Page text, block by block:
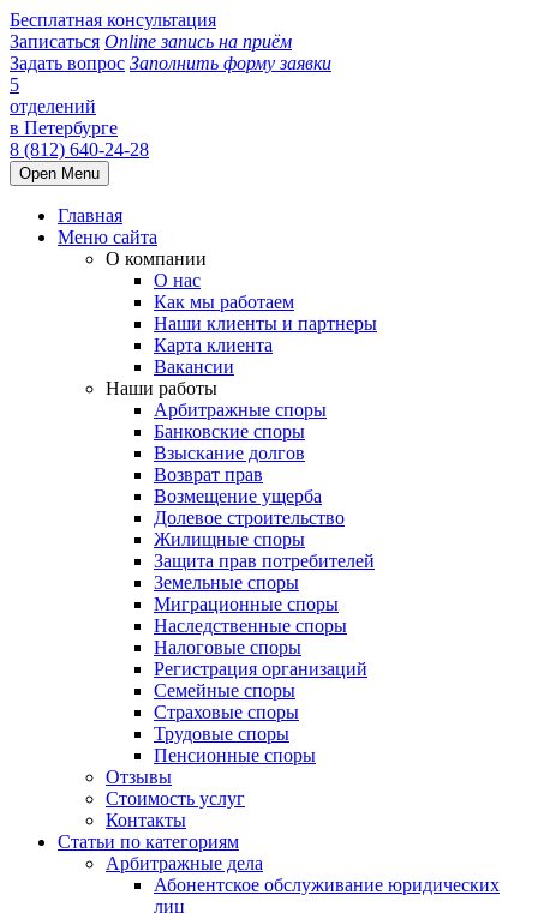
Бесплатная консультация
Записаться Online запись на приём
Задать вопрос Заполнить форму заявки
5
отделений
в Петербурге
8 (812) 640-24-28
Open Menu
Главная
Меню сайта
О компании
О нас
Как мы работаем
Наши клиенты и партнеры
Карта клиента
Вакансии
Наши работы
Арбитражные споры
Банковские споры
Взыскание долгов
Возврат прав
Возмещение ущерба
Долевое строительство
Жилищные споры
Защита прав потребителей
Земельные споры
Миграционные споры
Наследственные споры
Налоговые споры
Регистрация организаций
Семейные споры
Страховые споры
Трудовые споры
Пенсионные споры
Отзывы
Стоимость услуг
Контакты
Статьи по категориям
Арбитражные дела
Абонентское обслуживание юридических
лиц